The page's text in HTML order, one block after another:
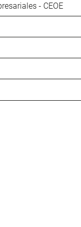
- CEOE